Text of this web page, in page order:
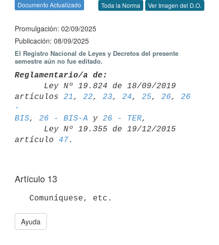
Documento Actualizado Toda la Norma Ver Imagen del D.O.
Promulgación: 02/09/2025
Publicación: 08/09/2025
El Registro Nacional de Leyes y Decretos del presente
semestre aún no fue editado.
Reglamentario/a de:
artículos 21 , 22, 23, 24, 25, 26, 26
-
BIS, 26 - BIS-A y 26 - TER,
artículo 47
Artículo 13
Ayuda